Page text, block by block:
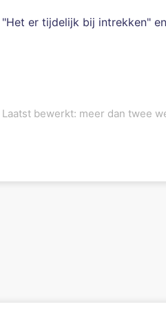
"Het er tijdelijk bij intrekken"
Laatst bewerkt: meer dan twee